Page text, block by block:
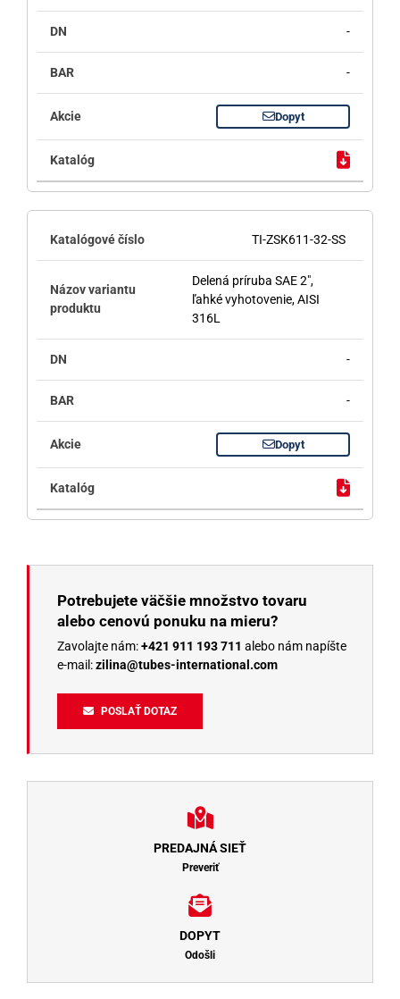
-
-
Dopyt
TI-ZSK611-32-SS
Delená príruba SAE 2",
ľahké vyhotovenie, AISI
316L
-
-
Dopyt
Potrebujete väčšie množstvo tovaru
alebo cenovú ponuku na mieru?
Zavolajte nám:+421 911 193 711 alebo nám napíšte
e-mail:zilina@tubes-international.com
POSLAŤ DOTAZ
PREDAJNÁ SIEŤ
Preveriť
DOPYT
Odošli